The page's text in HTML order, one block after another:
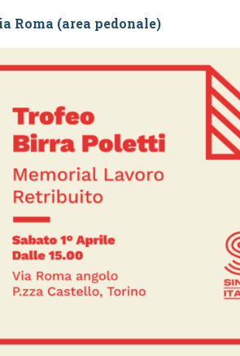
Roma (area pedonale)